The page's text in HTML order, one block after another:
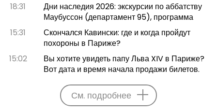
18:31
Дни наследия 2026: экскурсии по аббатству
Маубуссон (департамент 95), программа
15:31
Скончался Кавински: где и когда пройдут
похороны в Париже?
15:02
Вы хотите увидеть папу Льва XIV в Париже?
Вот дата и время начала продажи билетов.
См. подробнее